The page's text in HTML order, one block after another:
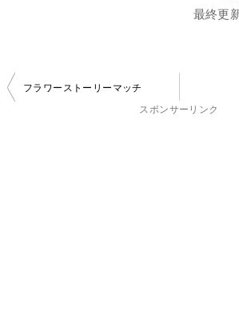
最終更
投
フラワーストーリーマッチ
スポンサーリンク